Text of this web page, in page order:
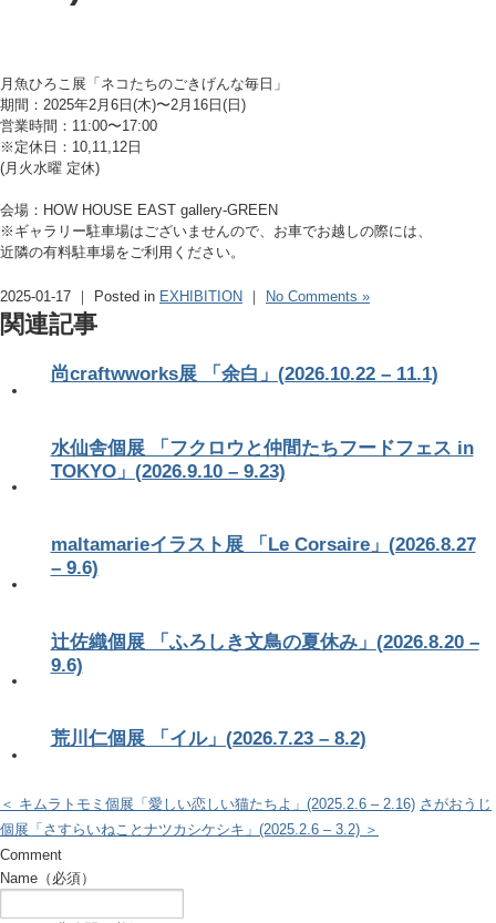
月魚ひろこ展「ネコたちのごきげんな毎日」
期間：2025年2月6日(木)〜2月16日(日)
営業時間：11:00〜17:00
※定休日：10,11,12日
(月火水曜 定休)
会場：HOW HOUSE EAST gallery-GREEN
※ギャラリー駐車場はございませんので、お車でお越しの際には、
近隣の有料駐車場をご利用ください。
2025-01-17 ｜ Posted in EXHIBITION ｜ No Comments »
関連記事
尚craftwworks展 「余白」(2026.10.22 – 11.1)
水仙舎個展 「フクロウと仲間たちフードフェス in
TOKYO」(2026.9.10 – 9.23)
maltamarieイラスト展 「Le Corsaire」(2026.8.27
– 9.6)
辻佐織個展 「ふろしき文鳥の夏休み」(2026.8.20 –
9.6)
荒川仁個展 「イル」(2026.7.23 – 8.2)
＜ キムラトモミ個展「愛しい恋しい猫たちよ」(2025.2.6 – 2.16) さがおうじ
個展「さすらいねことナツカシケシキ」(2025.2.6 – 3.2) ＞
Comment
Name（必須）